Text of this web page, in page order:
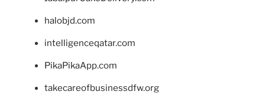
halobjd.com
intelligenceqatar.com
PikaPikaApp.com
takecareofbusinessdfw.org